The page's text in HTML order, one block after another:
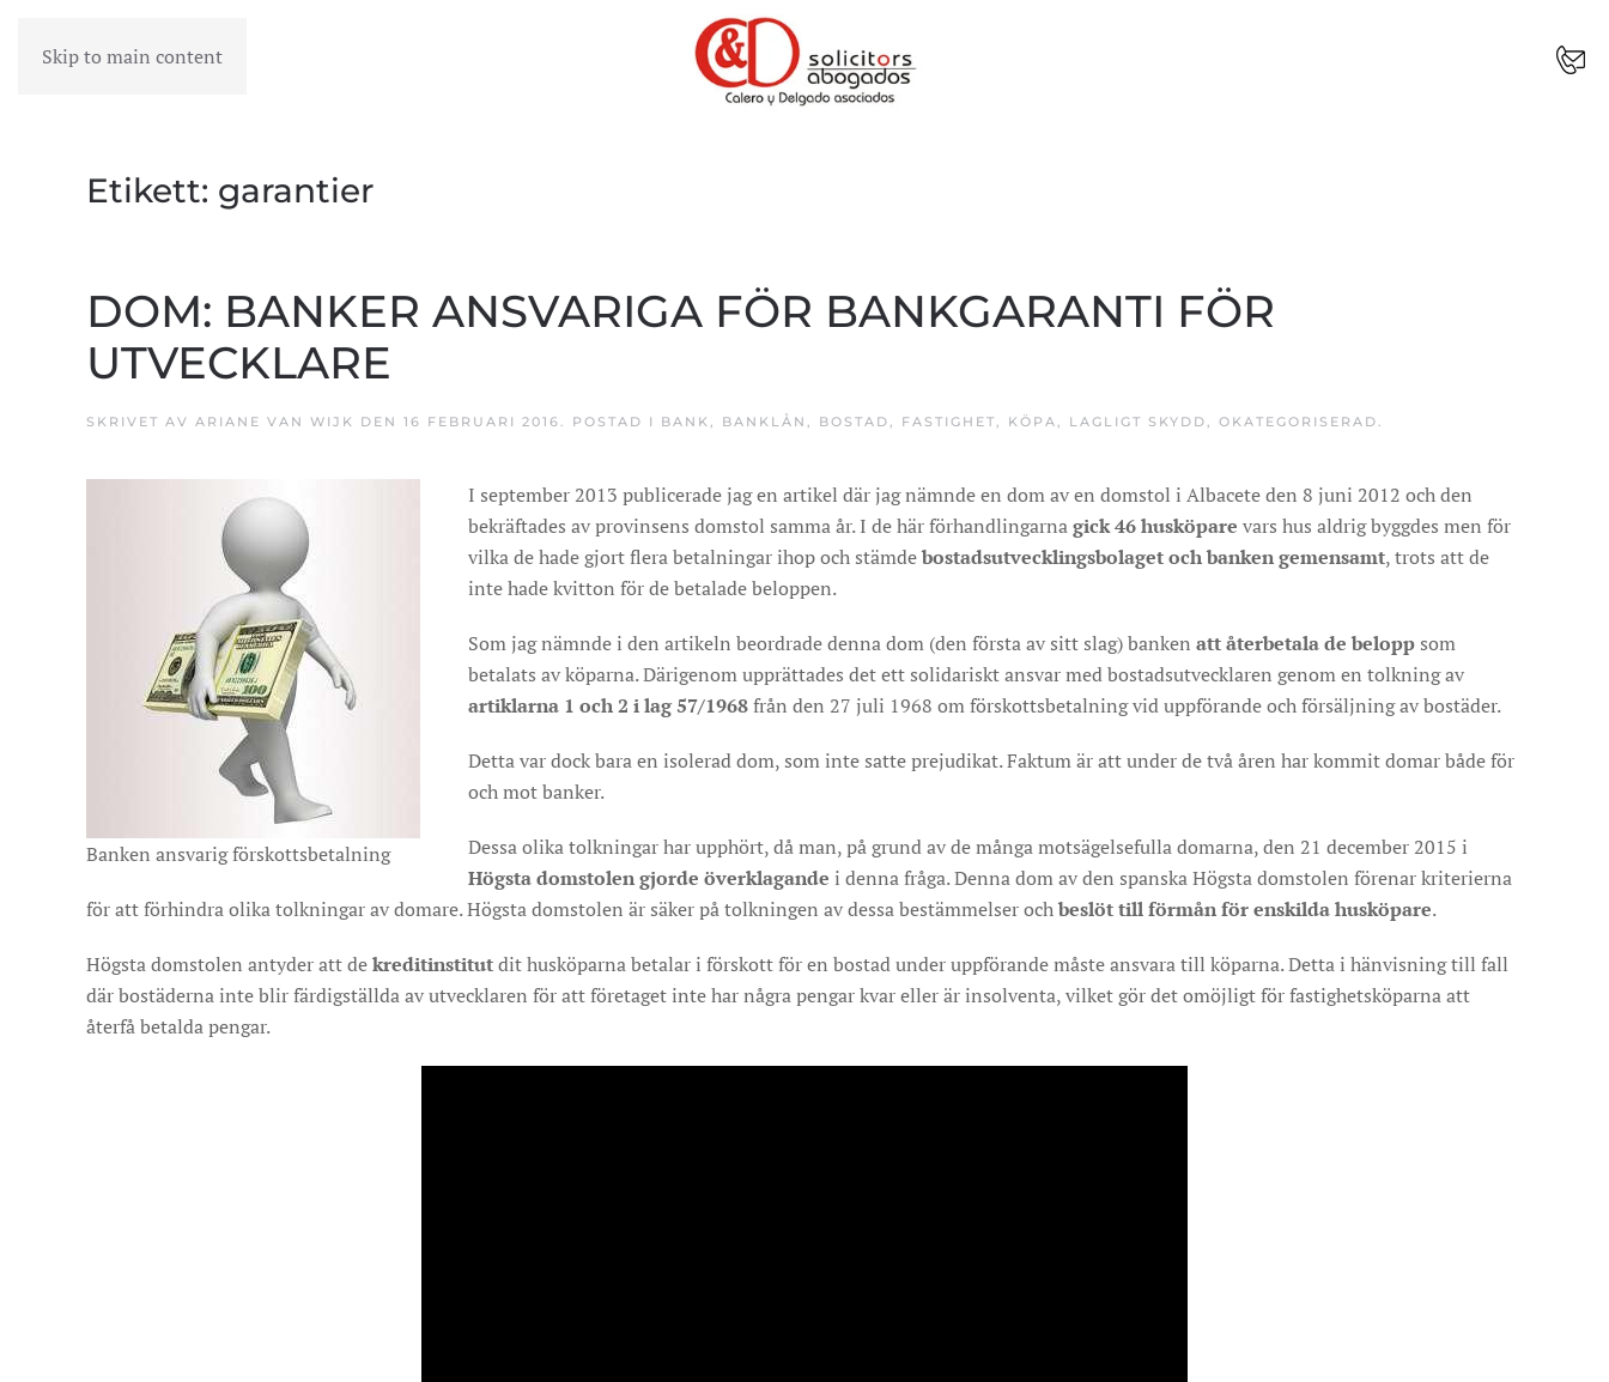
Skip to main content
MENY
Etikett: garantier
DOM: BANKER ANSVARIGA FÖR BANKGARANTI FÖR
UTVECKLARE
SKRIVET AV ARIANE VAN WIJK DEN 16 FEBRUARI 2016. POSTAD I BANK, BANKLÅN , BOSTAD, FASTIGHET, KÖPA, LAGLIGT SKYDD, OKATEGORISERAD.
Banken ansvarig förskottsbetalning
I september 2013 publicerade jag en artikel där jag nämnde en dom av en domstol i Albacete den 8 juni 2012 och den
bekräftades av provinsens domstol samma år. I de här förhandlingarnagick 46 husköpare vars hus aldrig byggdes men för
vilka de hade gjort flera betalningar ihop och stämdebostadsutvecklingsbolaget och banken gemensamt, trots att de
inte hade kvitton för de betalade beloppen.
Som jag nämnde i den artikeln beordrade denna dom (den första av sitt slag) banken att återbetala de belopp som
betalats av köparna. Därigenom upprättades det ett solidariskt ansvar med bostadsutvecklaren genom en tolkning av
artiklarna 1 och 2 i lag 57/1968från den 27 juli 1968 om förskottsbetalning vid uppförande och försäljning av bostäder.
Detta var dock bara en isolerad dom, som inte satte prejudikat. Faktum är att under de två åren har kommit domar både för
och mot banker.
Dessa olika tolkningar har upphört, då man, på grund av de många motsägelsefulla domarna, den 21 december 2015 i
Högsta domstolengjorde överklagande i denna fråga. Denna dom av den spanska Högsta domstolen förenar kriterierna
för att förhindra olika tolkningar av domare. Högsta domstolen är säker på tolkningen av dessa bestämmelser ochbeslöt till förmån för enskilda husköpare.
Högsta domstolen antyder att dekreditinstitutdit husköparna betalar i förskott för en bostad under uppförande måste ansvara till köparna. Detta i hänvisning till fall
där bostäderna inte blir färdigställda av utvecklaren för att företaget inte har några pengar kvar eller är insolventa, vilket gör det omöjligt för fastighetsköparna att
återfå betalda pengar.